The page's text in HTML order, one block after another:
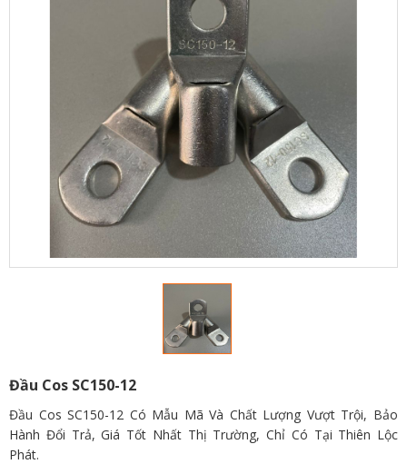
Đầu Cos SC150-12
Đầu Cos SC150-12 Có Mẫu Mã Và Chất Lượng Vượt Trội, Bảo
Hành Đổi Trả, Giá Tốt Nhất Thị Trường, Chỉ Có Tại Thiên Lộc
Phát.